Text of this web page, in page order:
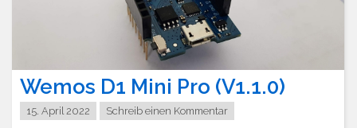
Wemos D1 Mini Pro (V1.1.0)
15. April 2022 Schreib einen Kommentar